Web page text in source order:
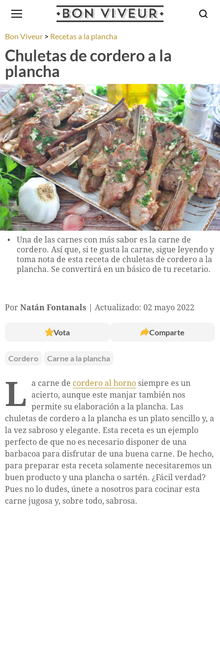
Bon Viveur Recetas a la plancha
Chuletas de cordero a la
plancha
Una de las carnes con más sabor es la carne de
cordero. Así que, si te gusta la carne, sigue leyendo y
toma nota de esta receta de chuletas de cordero a la
plancha. Se convertirá en un básico de tu recetario.
Por Natán Fontanals Actualizado: 02 mayo 2022
Vota Comparte
Cordero Carne a la plancha
L a carne de cordero al horno siempre es un
acierto, aunque este manjar también nos
permite su elaboración a la plancha. Las
chuletas de cordero a la plancha es un plato sencillo y, a
la vez sabroso y elegante. Esta receta es un ejemplo
perfecto de que no es necesario disponer de una
barbacoa para disfrutar de una buena carne. De hecho,
para preparar esta receta solamente necesitaremos un
buen producto y una plancha o sartén. ¿Fácil verdad?
Pues no lo dudes, únete a nosotros para cocinar esta
carne jugosa y, sobre todo, sabrosa.